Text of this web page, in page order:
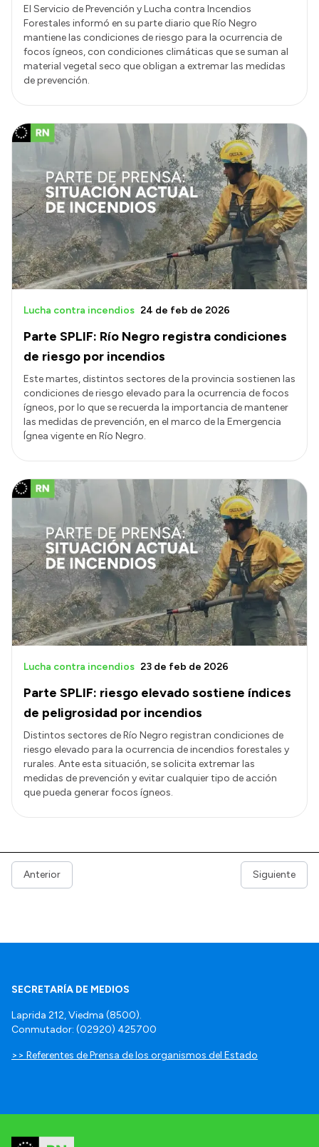
El Servicio de Prevención y Lucha contra Incendios
Forestales informó en su parte diario que Río Negro
mantiene las condiciones de riesgo para la ocurrencia de
focos ígneos, con condiciones climáticas que se suman al
material vegetal seco que obligan a extremar las medidas
de prevención.
Parte SPLIF: Río Negro registra condiciones
de riesgo por incendios
Lucha contra incendios 24 de feb de 2026
Este martes, distintos sectores de la provincia sostienen las
condiciones de riesgo elevado para la ocurrencia de focos
ígneos, por lo que se recuerda la importancia de mantener
las medidas de prevención, en el marco de la Emergencia
Ígnea vigente en Río Negro.
Parte SPLIF: riesgo elevado sostiene índices
de peligrosidad por incendios
Lucha contra incendios 23 de feb de 2026
Distintos sectores de Río Negro registran condiciones de
riesgo elevado para la ocurrencia de incendios forestales y
rurales. Ante esta situación, se solicita extremar las
medidas de prevención y evitar cualquier tipo de acción
que pueda generar focos ígneos.
Anterior Siguiente
SECRETARÍA DE MEDIOS
Laprida 212, Viedma (8500).
Conmutador: (02920) 425700
>> Referentes de Prensa de los organismos del Estado